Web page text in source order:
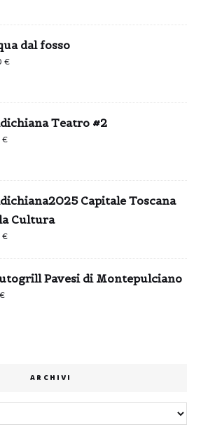
dal fosso
€
Teatro #2
€
Capitale Toscana
Cultura
€
Pavesi di Montepulciano
€
ARCHIVI